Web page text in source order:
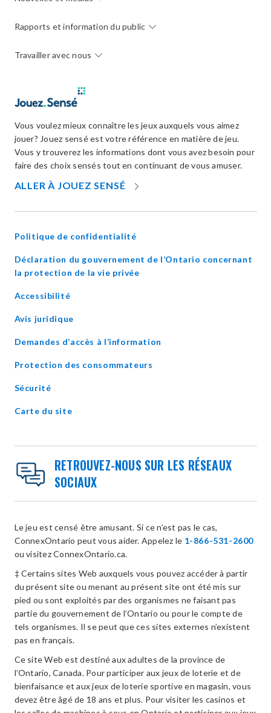
Rapports et information du public
Travailler avec nous
Vous voulez mieux connaître les jeux auxquels vous aimez
jouer? Jouez sensé est votre référence en matière de jeu.
Vous y trouverez les informations dont vous avez besoin pour
faire des choix sensés tout en continuant de vous amuser.
ALLER À JOUEZ SENSÉ
NEW
Politique de confidentialité
Déclaration du gouvernement de l’Ontario concernant
la protection de la vie privéeopens
Accessibilité
Avis juridique
Demandes d’accès à l’information
Protection des consommateurs
Sécurité
Carte du site
RETROUVEZ-NOUS SUR LES RÉSEAUX
SOCIAUX
Le jeu est censé être amusant. Si ce n’est pas le cas,
ConnexOntario peut vous aider. Appelez le 1-866-531-2600
ou visitez ConnexOntario.ca.
‡ Certains sites Web auxquels vous pouvez accéder à partir
du présent site ou menant au présent site ont été mis sur
pied ou sont exploités par des organismes ne faisant pas
partie du gouvernement de l’Ontario ou pour le compte de
tels organismes. Il se peut que ces sites externes n’existent
pas en français.
Ce site Web est destiné aux adultes de la province de
l’Ontario, Canada. Pour participer aux jeux de loterie et de
bienfaisance et aux jeux de loterie sportive en magasin, vous
devez être âgé de 18 ans et plus. Pour visiter les casinos et